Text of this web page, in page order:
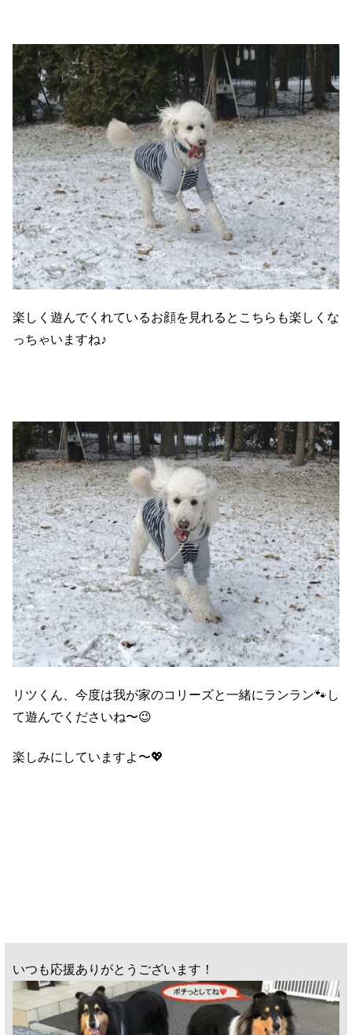
楽しく遊んでくれているお顔を見れるとこちらも楽しくな
っちゃいますね♪
リツくん、今度は我が家のコリーズと一緒にランラン🐾し
て遊んでくださいね〜😉
楽しみにしていますよ〜💖
いつも応援ありがとうございます！